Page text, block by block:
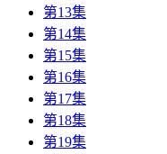
第13集
第14集
第15集
第16集
第17集
第18集
第19集